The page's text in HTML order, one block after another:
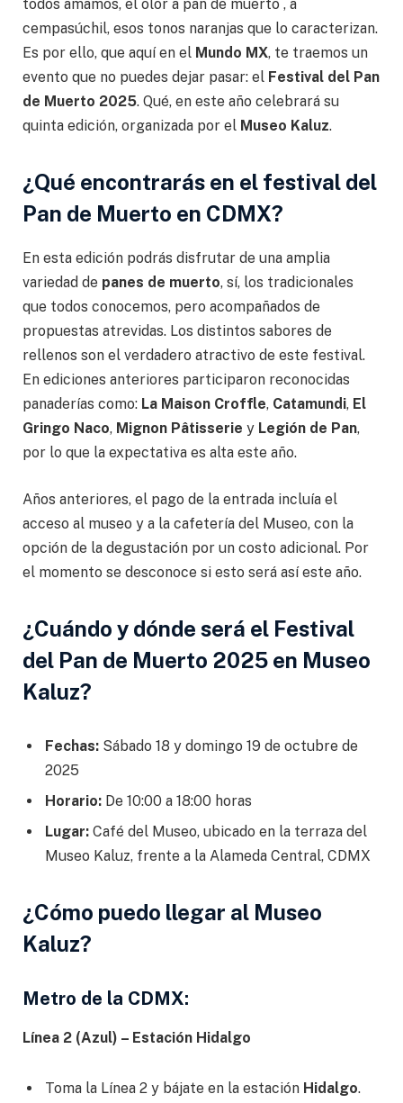
todos amamos, el olor a pan de muerto , a
cempasúchil, esos tonos naranjas que lo caracterizan.
Es por ello, que aquí en el Mundo MX, te traemos un
evento que no puedes dejar pasar: el Festival del Pan
de Muerto 2025. Qué, en este año celebrará su
quinta edición, organizada por el Museo Kaluz.
¿Qué encontrarás en el festival del
Pan de Muerto en CDMX?
En esta edición podrás disfrutar de una amplia
variedad de panes de muerto, sí, los tradicionales
que todos conocemos, pero acompañados de
propuestas atrevidas. Los distintos sabores de
rellenos son el verdadero atractivo de este festival.
En ediciones anteriores participaron reconocidas
panaderías como: La Maison Croffle, Catamundi, El
Gringo Naco, Mignon Pâtisserie y Legión de Pan,
por lo que la expectativa es alta este año.
Años anteriores, el pago de la entrada incluía el
acceso al museo y a la cafetería del Museo, con la
opción de la degustación por un costo adicional. Por
el momento se desconoce si esto será así este año.
¿Cuándo y dónde será el Festival
del Pan de Muerto 2025 en Museo
Kaluz?
Fechas: Sábado 18 y domingo 19 de octubre de
2025
Horario: De 10:00 a 18:00 horas
Lugar: Café del Museo, ubicado en la terraza del
Museo Kaluz, frente a la Alameda Central, CDMX
¿Cómo puedo llegar al Museo
Kaluz?
Metro de la CDMX:
Línea 2 (Azul) – Estación Hidalgo
Toma la Línea 2 y bájate en la estación Hidalgo.